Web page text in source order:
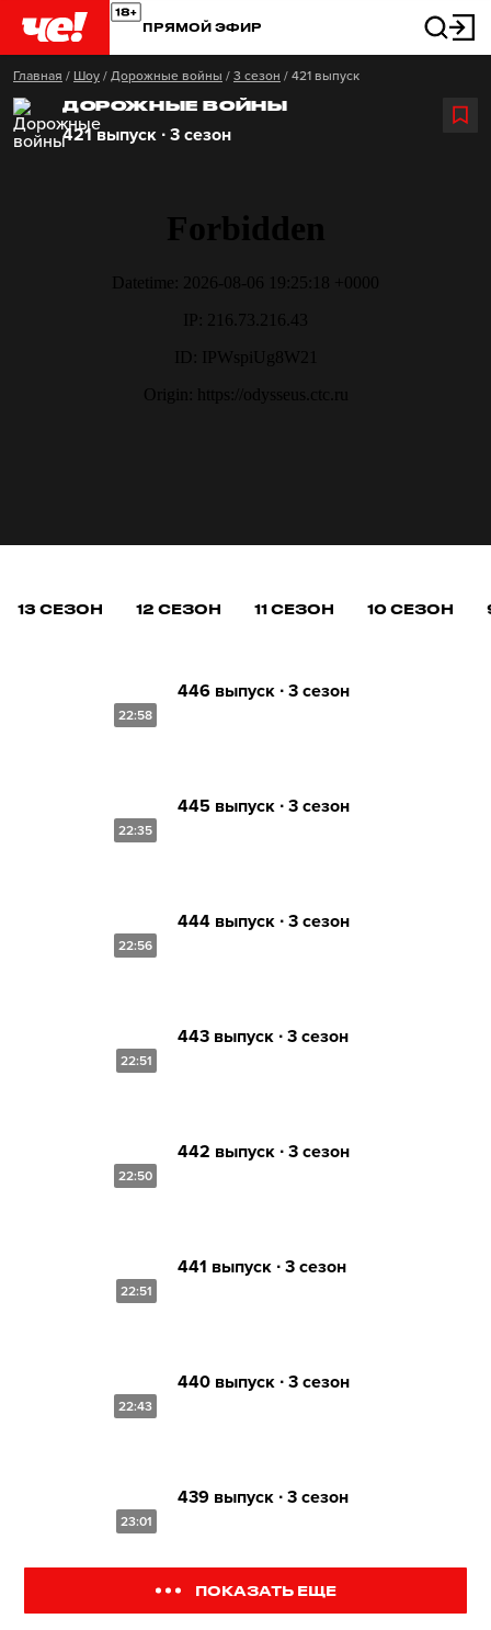
ПРЯМОЙ ЭФИР
Главная / Шоу / Дорожные войны / 3 сезон / 421 выпуск
ДОРОЖНЫЕ ВОЙНЫ
421 выпуск ∙ 3 сезон
13 СЕЗОН 12 СЕЗОН 11 СЕЗОН 10 СЕЗОН
22:58
446 выпуск ∙ 3 сезон
22:35
445 выпуск ∙ 3 сезон
22:56
444 выпуск ∙ 3 сезон
22:51
443 выпуск ∙ 3 сезон
22:50
442 выпуск ∙ 3 сезон
22:51
441 выпуск ∙ 3 сезон
22:43
440 выпуск ∙ 3 сезон
23:01
439 выпуск ∙ 3 сезон
ПОКАЗАТЬ ЕЩЕ